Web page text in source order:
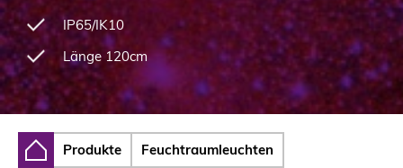
IP65/IK10
Länge 120cm
Produkte Feuchtraumleuchten